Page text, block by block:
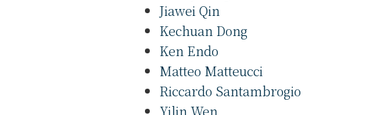
Jiawei Qin
Kechuan Dong
Ken Endo
Matteo Matteucci
Riccardo Santambrogio
Yilin Wen